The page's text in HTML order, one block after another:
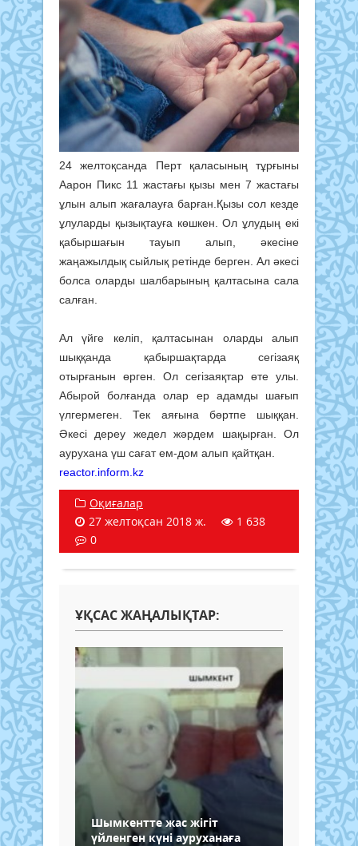
24 желтоқсанда Перт қаласының тұрғыны
Аарон Пикс 11 жастағы қызы мен 7 жастағы
ұлын алып жағалауға барған.Қызы сол кезде
ұлуларды қызықтауға көшкен. Ол ұлудың екі
қабыршағын тауып алып, әкесіне
жаңажылдық сыйлық ретінде берген. Ал әкесі
болса оларды шалбарының қалтасына сала
салған.
Ал үйге келіп, қалтасынан оларды алып
шыққанда қабыршақтарда сегізаяқ
отырғанын өрген. Ол сегізаяқтар өте улы.
Абырой болғанда олар ер адамды шағып
үлгермеген. Тек аяғына бөртпе шыққан.
Әкесі дереу жедел жәрдем шақырған. Ол
аурухана үш сағат ем-дом алып қайтқан.
reactor.inform.kz
Оқиғалар
27 желтоқсан 2018 ж.
1 638
0
ҰҚСАС ЖАҢАЛЫҚТАР:
Шымкентте жас жігіт
үйленген күні ауруханаға